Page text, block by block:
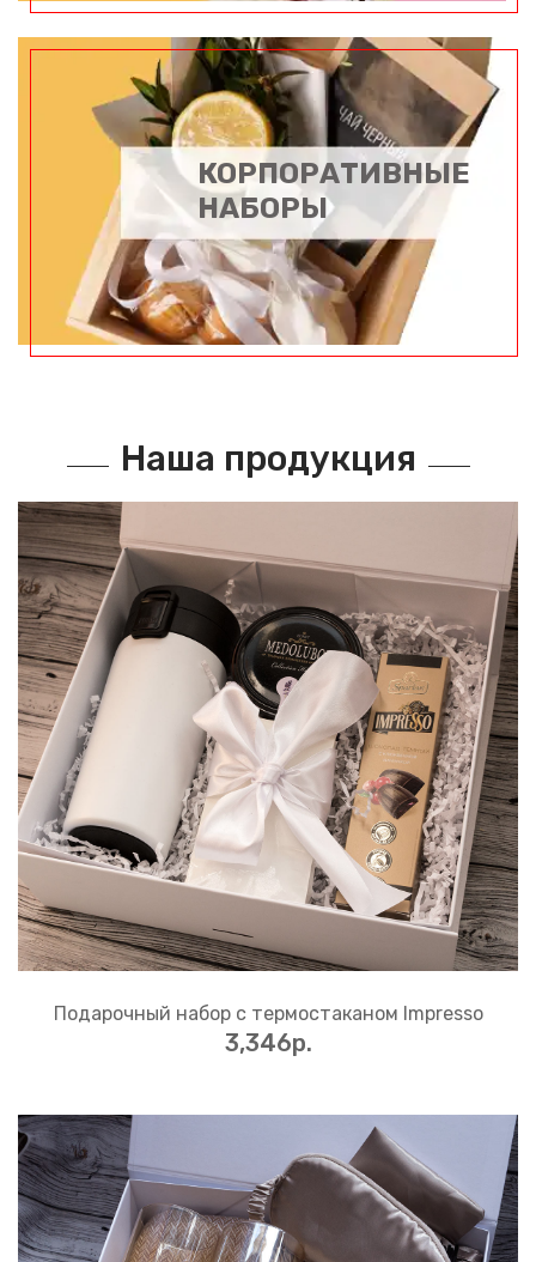
КОРПОРАТИВНЫЕ
НАБОРЫ
Наша продукция
Подарочный набор с термостаканом Impresso
3,346p.